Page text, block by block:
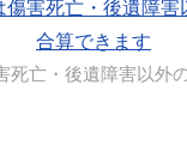
死亡・後遺障害以外